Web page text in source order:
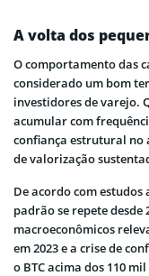
A volta dos
O comportamento das
considerado um bom
investidores de varejo.
acumular com
confiança estrutural no
de valorização
De acordo com
padrão se repete desde
macroeconômicos
em 2023 e a crise de
o BTC acima dos 110